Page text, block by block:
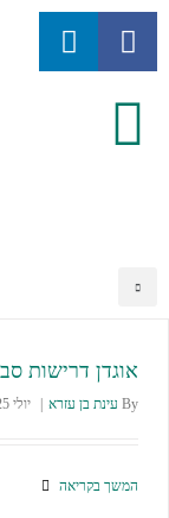
אוגדן דרישות
עינת בן עזרא | יולי 12th, 2025
המשך בקריאה